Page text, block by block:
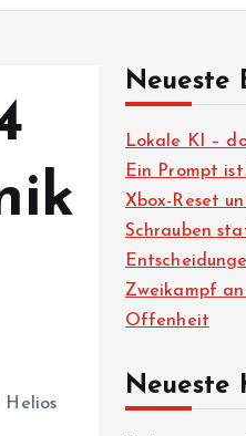
Neueste
Lokale KI –
Ein Prompt ist
Xbox-Reset
Schrauben
Zweikampf
Offenheit
Neueste